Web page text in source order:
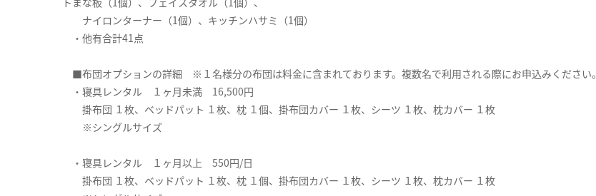
ナイロンターナー（1個）、キッチンハサミ（1個）
・他有合計41点
■布団オプションの詳細 ※１名様分の布団は料金に含まれております。複数名で利用される際にお申込みください。
・寝具レンタル １ヶ月未満 16,500円
掛布団 １枚、ベッドパット １枚、枕 １個、掛布団カバー １枚、シーツ １枚、枕カバー １枚
※シングルサイズ
・寝具レンタル １ヶ月以上 550円/日
掛布団 １枚、ベッドパット １枚、枕 １個、掛布団カバー １枚、シーツ １枚、枕カバー １枚